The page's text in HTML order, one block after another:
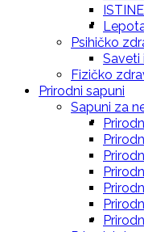
Psihičko
Saveti
Fizičko
Prirodni sapuni
Sapuni za